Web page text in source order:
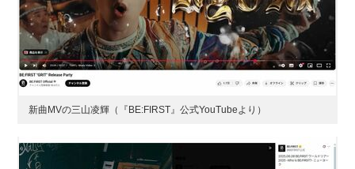
新曲MVの三山凌輝（『BE:FIRST』公式YouTubeより）